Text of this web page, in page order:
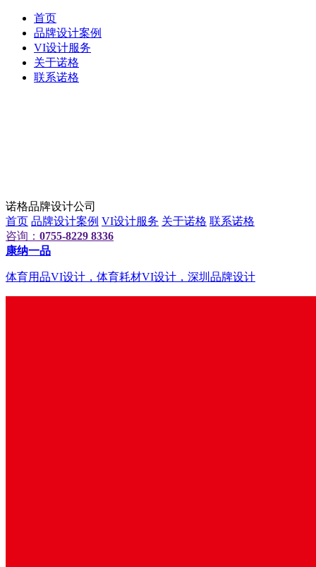
首页
品牌设计案例
VI设计服务
关于诺格
联系诺格
诺格品牌设计公司
首页 品牌设计案例 VI设计服务 关于诺格 联系诺格
咨询： 0755-8229 8336
康纳一品
体育用品VI设计，体育耗材VI设计，深圳品牌设计